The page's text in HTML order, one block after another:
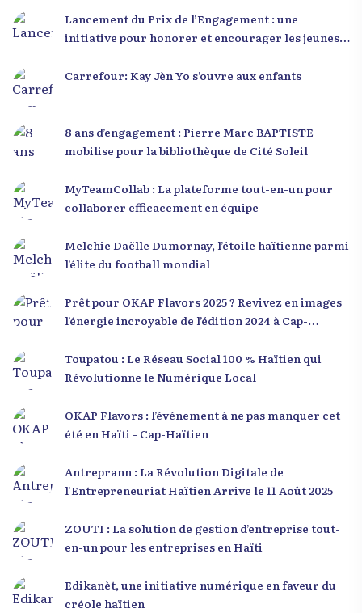
Lancement du Prix de l’Engagement : une
initiative pour honorer et encourager les jeunes
Carrefour: Kay Jèn Yo s’ouvre aux enfants
8 ans d’engagement : Pierre Marc BAPTISTE
mobilise pour la bibliothèque de Cité Soleil
MyTeamCollab : La plateforme tout-en-un pour
collaborer efficacement en équipe
Melchie Daëlle Dumornay, l’étoile haïtienne parmi
l’élite du football mondial
Prêt pour OKAP Flavors 2025 ? Revivez en images
l’énergie incroyable de l’édition 2024 à Cap-
Toupatou : Le Réseau Social 100 % Haïtien qui
Révolutionne le Numérique Local
OKAP Flavors : l’événement à ne pas manquer cet
été en Haïti - Cap-Haïtien
Antreprann : La Révolution Digitale de
l’Entrepreneuriat Haïtien Arrive le 11 Août 2025
ZOUTI : La solution de gestion d’entreprise tout-
en-un pour les entreprises en Haïti
Edikanèt, une initiative numérique en faveur du
créole haïtien